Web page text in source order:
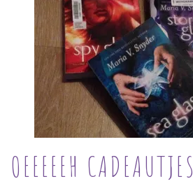
OEEEEEH CADEAUTJES